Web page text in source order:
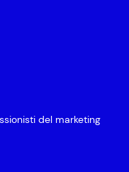
del marketing